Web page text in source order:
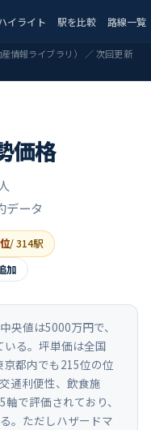
イライト 駅を比較 路線一覧
情報ライブラリ） ／ 次回更新
価格
データ
位/314駅
加
央値は5000万円で、
る。坪単価は全国
都内でも215位の位
通利便性、飲食施
で評価されており、
。ただしハザードマ